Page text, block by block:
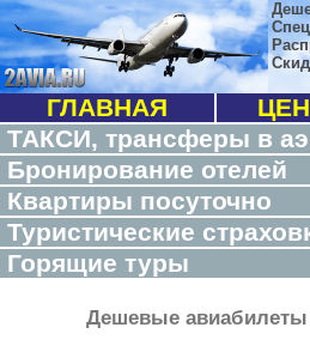
ГЛАВНАЯ
ТАКСИ, трансферы в
Бронирование отелей
Квартиры посуточно
Туристические
Горящие туры
Дешевые